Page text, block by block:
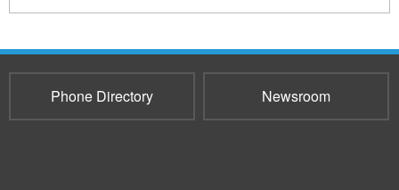
Phone Directory Newsroom